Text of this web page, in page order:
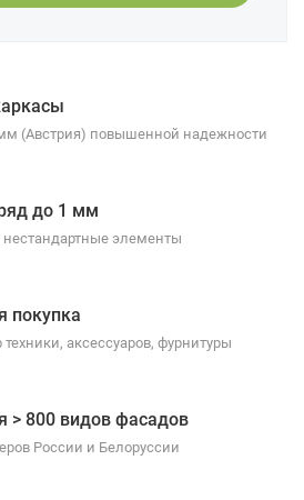
(Австрия) повышенной надежности
до 1 мм
нестандартные элементы
покупка
аксессуаров, фурнитуры
> 800 видов фасадов
России и Белоруссии